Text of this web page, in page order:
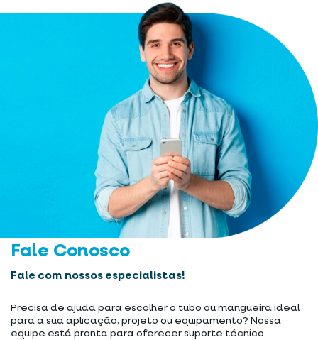
Fale Conosco
Fale com nossos especialistas!
Precisa de ajuda para escolher o tubo ou mangueira ideal
para a sua aplicação, projeto ou equipamento? Nossa
equipe está pronta para oferecer suporte técnico